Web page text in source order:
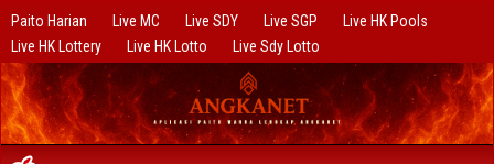
Paito Harian Live MC Live SDY Live SGP
Live HK Pools
Live HK Lottery
Live HK Lotto Live Sdy Lotto